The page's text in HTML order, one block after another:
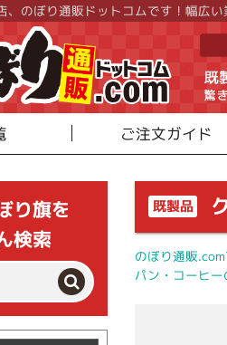
、のぼり通販ドットコムです！幅広
ご注文ガイド
り旗を
検索
既製品
のぼり通販
パン・コーヒ